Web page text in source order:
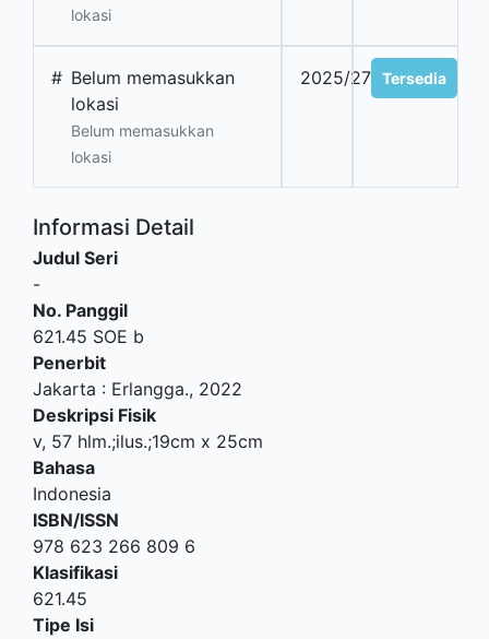
lokasi
# Belum memasukkan
lokasi
Belum memasukkan
lokasi
2025/2746Tersedia
Informasi Detail
Judul Seri
-
No. Panggil
621.45 SOE b
Penerbit
Jakarta : Erlangga., 2022
Deskripsi Fisik
v, 57 hlm.;ilus.;19cm x 25cm
Bahasa
Indonesia
ISBN/ISSN
978 623 266 809 6
Klasifikasi
621.45
Tipe Isi